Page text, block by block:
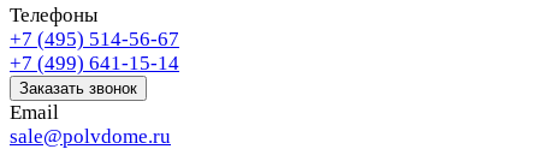
Телефоны
+7 (495) 514-56-67
+7 (499) 641-15-14
Заказать звонок
Email
sale@polvdome.ru